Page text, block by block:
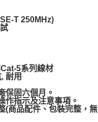
T 250MHz)
5系列線材
耐用
保固六個月。
作指示及注意事項。
(商品配件、包裝完整，無